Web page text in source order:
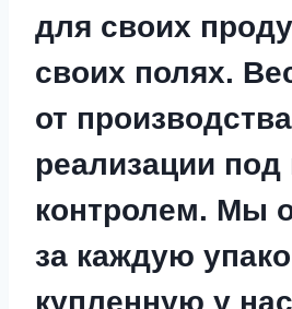
для своих
своих полях.
от
реализации
контролем. Мы
за каждую